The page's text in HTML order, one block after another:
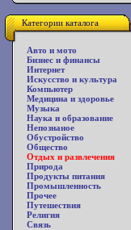
Категории каталога
Авто и мото
Бизнес и финансы
Интернет
Искусство и культура
Компьютер
Медицина и здоровье
Музыка
Наука и образование
Непознаное
Обустройство
Общество
Отдых и развлечения
Природа
Продукты питания
Промышленность
Прочее
Путешествия
Религия
Связь